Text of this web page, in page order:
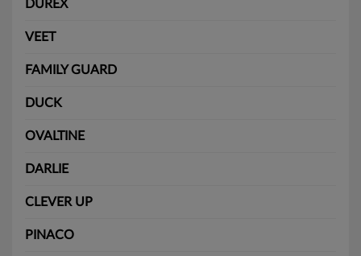
DUREX
VEET
FAMILY GUARD
DUCK
OVALTINE
DARLIE
CLEVER UP
PINACO